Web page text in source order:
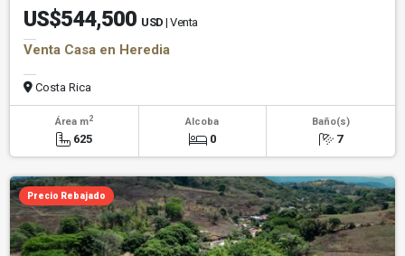
US$544,500 USD | Venta
Venta Casa en Heredia
Costa Rica
Área m2
625
Alcoba
0
Baño(s)
7
Precio Rebajado